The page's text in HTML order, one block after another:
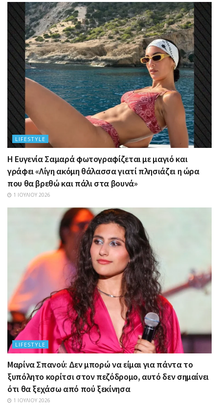
LIFESTYLE
Η Ευγενία Σαμαρά φωτογραφίζεται με μαγιό και
γράφει «Λίγη ακόμη θάλασσα γιατί πλησιάζει η ώρα
που θα βρεθώ και πάλι στα βουνά»
1 ΙΟΥΛΊΟΥ 2026
LIFESTYLE
Μαρίνα Σπανού: Δεν μπορώ να είμαι για πάντα το
ξυπόλητο κορίτσι στον πεζόδρομο, αυτό δεν σημαίνει
ότι θα ξεχάσω από πού ξεκίνησα
1 ΙΟΥΛΊΟΥ 2026